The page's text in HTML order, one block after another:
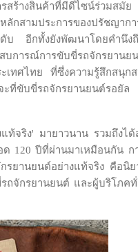
สร้างสินค้าที่มีดีไซน์ร่วมสมั
กสามประการของปรัชญาก
อีกทั้งยังพัฒนาโดยคำนึงถึ
บการณ์การขับขี่รถจักรยาน
เทศไทย ที่ซึ่งความรู้สึกสนุ
ที่ขับขี่รถจักรยานยนต์รอยั
จริง' มายาวนาน รวมถึงไ
120 ปีที่ผ่านมาเหมือนกัน ก
ยานยนต์อย่างแท้จริง คือนิ
ถจักรยานยนต์ และผู้บริโภค